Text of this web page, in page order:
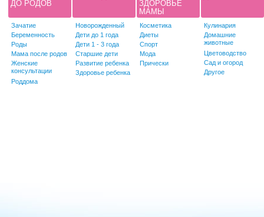
ДО РОДОВ
Зачатие
Беременность
Роды
Мама после родов
Женские
консультации
Роддома
Новорожденный
Дети до 1 года
Дети 1 - 3 года
Старшие дети
Развитие ребенка
Здоровье ребенка
ЗДОРОВЬЕ
МАМЫ
Косметика
Диеты
Спорт
Мода
Прически
Кулинария
Домашние
животные
Цветоводство
Сад и огород
Другое